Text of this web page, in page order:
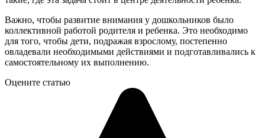
Важно, чтобы развитие внимания у дошкольников было
коллективной работой родителя и ребенка. Это необходимо
для того, чтобы дети, подражая взрослому, постепенно
овладевали необходимыми действиями и подготавливались к
самостоятельному их выполнению.
Оцените статью